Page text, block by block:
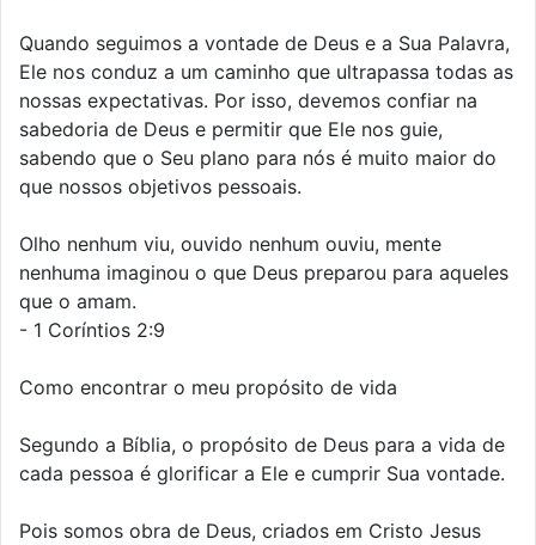
Quando seguimos a vontade de Deus e a Sua Palavra,
Ele nos conduz a um caminho que ultrapassa todas as
nossas expectativas. Por isso, devemos confiar na
sabedoria de Deus e permitir que Ele nos guie,
sabendo que o Seu plano para nós é muito maior do
que nossos objetivos pessoais.
Olho nenhum viu, ouvido nenhum ouviu, mente
nenhuma imaginou o que Deus preparou para aqueles
que o amam.
- 1 Coríntios 2:9
Como encontrar o meu propósito de vida
Segundo a Bíblia, o propósito de Deus para a vida de
cada pessoa é glorificar a Ele e cumprir Sua vontade.
Pois somos obra de Deus, criados em Cristo Jesus